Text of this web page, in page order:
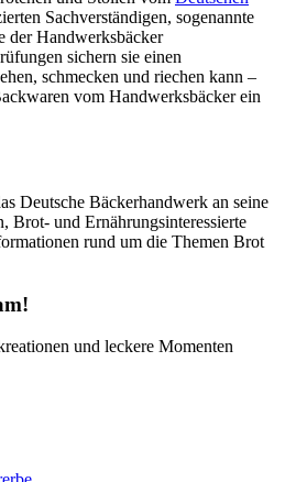
Sachverständigen, sogenannte
der Handwerksbäcker
sichern sie einen
schmecken und riechen kann –
vom Handwerksbäcker ein
Deutsche Bäckerhandwerk an seine
Brot- und Ernährungsinteressierte
rund um die Themen Brot
und leckere Momenten